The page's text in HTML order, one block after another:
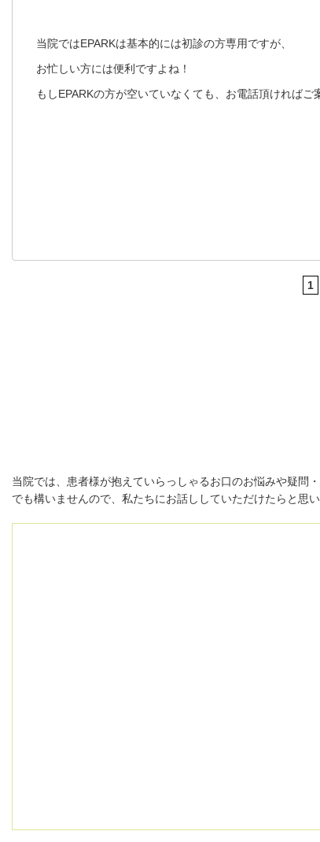
当院ではEPARKは基本的には初診の方専用ですが、
お忙しい方には便利ですよね！
もしEPARKの方が空いていなくても、お電話頂ければ
1
当院では、患者様が抱えていらっしゃるお口のお悩みや疑問
でも構いませんので、私たちにお話ししていただけたらと思